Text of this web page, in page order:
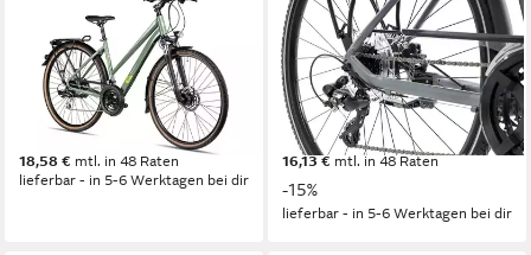
2R MANUFAKTUR
Trekkingrad TRX 24 Trapez
48 cm Rahmenhöhe
Gänge
120 kg Zul. Gesamtgewicht
639,99 €
18,58 € mtl. in 48 Raten
lieferbar - in 5-6 Werktagen bei dir
2R MANUFAKTUR
Trekkingrad TRX21 Trapez
56 cm Rahmenhöhe
21
Gänge
120 kg Zul. Gesamtgewicht
555,55 € UVP649,99 €
16,13 € mtl. in 48 Raten
-15%
lieferbar - in 5-6 Werktagen bei dir